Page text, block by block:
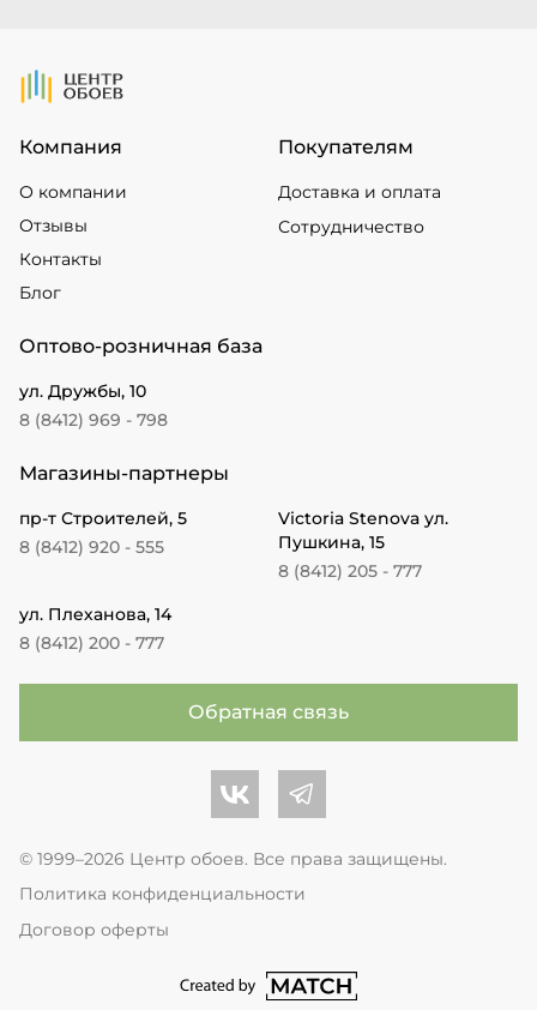
На Главную
Компания
О компании
Отзывы
Контакты
Блог
Покупателям
Доставка и оплата
Сотрудничество
Оптово-розничная база
ул. Дружбы, 10
8 (8412) 969 - 798
Магазины-партнеры
пр-т Строителей, 5
8 (8412) 920 - 555
Victoria Stenova ул.
Пушкина, 15
8 (8412) 205 - 777
ул. Плеханова, 14
8 (8412) 200 - 777
Обратная связь
Центр обоев во Вконтакте
Центр обоев в Телеграме
© 1999–2026 Центр обоев. Все права защищены.
Политика конфиденциальности
Договор оферты
перейти на сайт студии Match